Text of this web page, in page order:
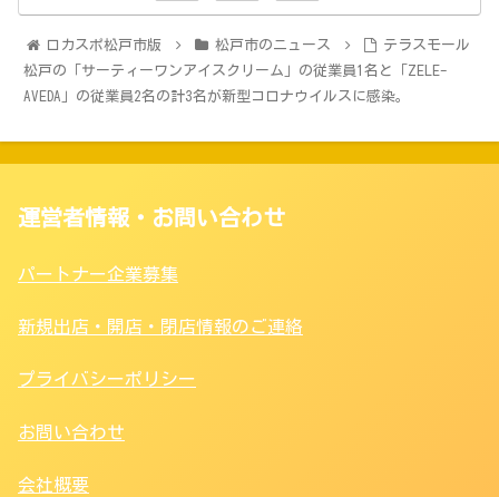
ロカスポ松戸市版 松戸市のニュース
テラスモール
松戸の「サーティーワンアイスクリーム」の従業員1名と「ZELE-
AVEDA」の従業員2名の計3名が新型コロナウイルスに感染。
運営者情報・お問い合わせ
パートナー企業募集
新規出店・開店・閉店情報のご連絡
プライバシーポリシー
お問い合わせ
会社概要